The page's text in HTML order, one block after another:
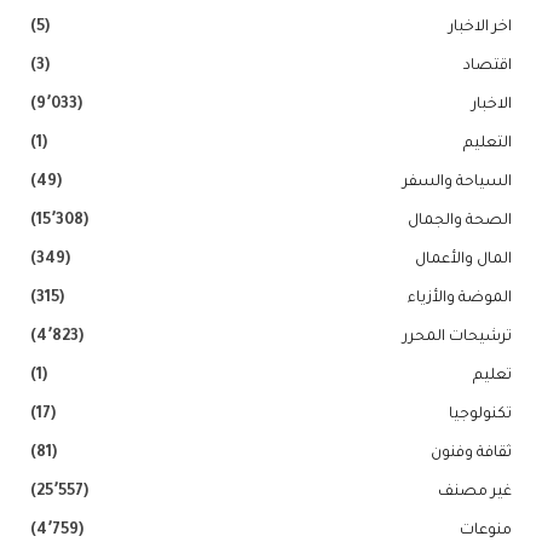
اخر الاخبار (5)
اقتصاد (3)
الاخبار (9٬033)
التعليم (1)
السياحة والسفر (49)
الصحة والجمال (15٬308)
المال والأعمال (349)
الموضة والأزياء (315)
ترشيحات المحرر (4٬823)
تعليم (1)
تكنولوجيا (17)
ثقافة وفنون (81)
غير مصنف (25٬557)
منوعات (4٬759)